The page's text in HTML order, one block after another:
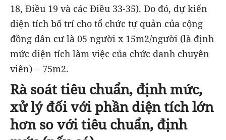
18, Điều 19 và các Điều 33-35). Do đó, dự kiến
diện tích bố trí cho tổ chức tự quản của cộng
đồng dân cư là 05 người x 15m2/người (là định
mức diện tích làm việc của chức danh chuyên
viên) = 75m2.
Rà soát tiêu chuẩn, định mức,
xử lý đối với phần diện tích lớn
hơn so với tiêu chuẩn, định